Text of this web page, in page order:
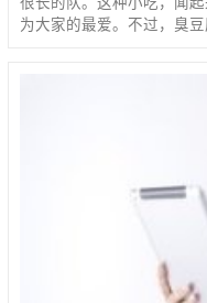
为大家的最爱。不过，臭